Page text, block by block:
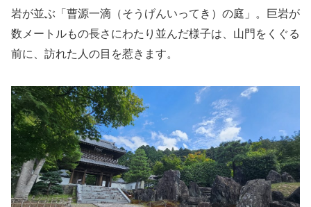
岩が並ぶ「曹源一滴（そうげんいってき）の庭」。巨岩が
数メートルもの長さにわたり並んだ様子は、山門をくぐる
前に、訪れた人の目を惹きます。